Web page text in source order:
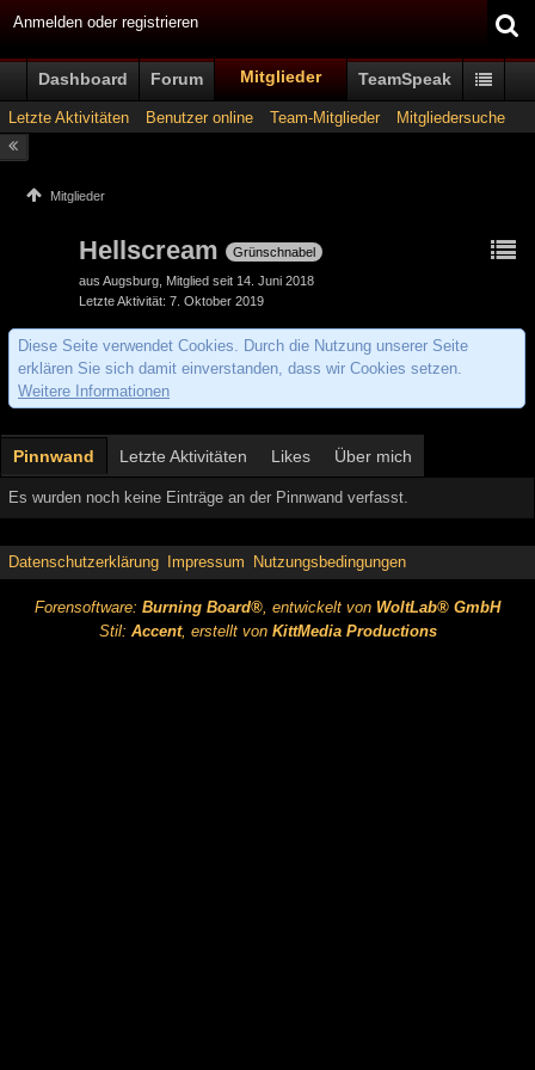
Anmelden oder registrieren
Dashboard Forum Mitglieder TeamSpeak
Letzte Aktivitäten Benutzer online Team-Mitglieder Mitgliedersuche
Mitglieder
Hellscream
Grünschnabel
aus Augsburg Mitglied seit 14. Juni 2018
Letzte Aktivität 7. Oktober 2019
Diese Seite verwendet Cookies. Durch die Nutzung unserer Seite
erklären Sie sich damit einverstanden, dass wir Cookies setzen.
Weitere Informationen
Pinnwand Letzte Aktivitäten Likes Über mich
Es wurden noch keine Einträge an der Pinnwand verfasst.
Datenschutzerklärung Impressum Nutzungsbedingungen
Forensoftware: Burning Board®, entwickelt von WoltLab® GmbH
Stil: Accent, erstellt von KittMedia Productions